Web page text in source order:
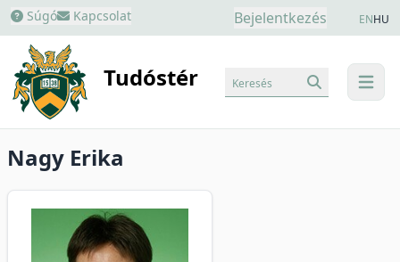
Súgó Kapcsolat Bejelentkezés ENHU
Tudóstér menu
Keresés
Nagy Erika